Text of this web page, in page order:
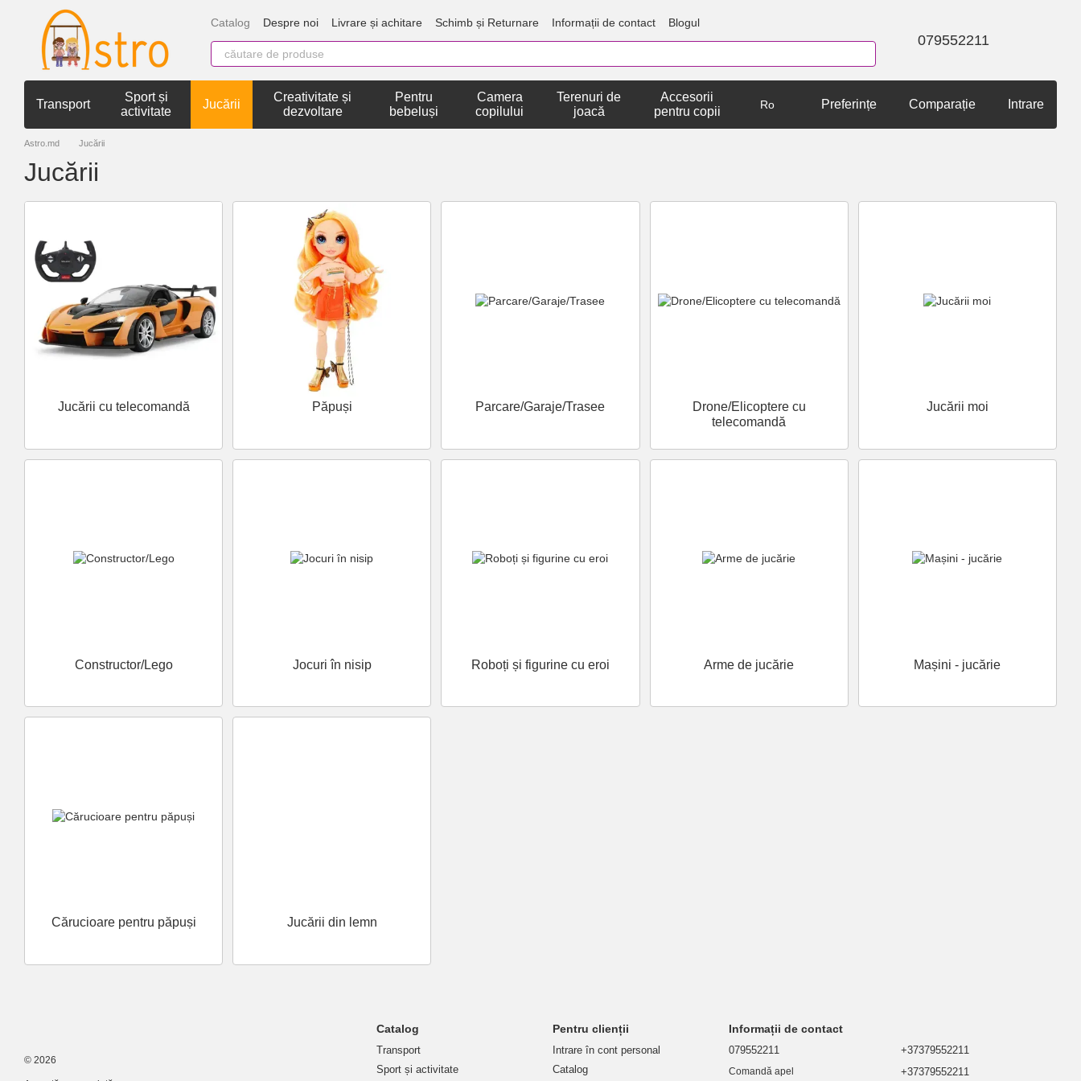
Mergi la conținutul principal
Catalog Despre noi Livrare și achitare Schimb și Returnare Informații de contact Blogul
079552211
Transport
Sport și
activitate
Jucării
Creativitate și
dezvoltare
Pentru
bebeluși
Camera
copilului
Terenuri de
joacă
Accesorii
pentru copii
Ro Preferințe Comparație Intrare
Astro.md Jucării
Jucării
Jucării cu telecomandă Păpuși Parcare/Garaje/Trasee
Drone/Elicoptere cu
telecomandă
Jucării moi
Constructor/Lego Jocuri în nisip Roboți și figurine cu eroi Arme de jucărie Mașini - jucărie
Cărucioare pentru păpuși Jucării din lemn
© 2026
Catalog
Transport
Sport și activitate
Pentru clienții
Intrare în cont personal
Catalog
Informații de contact
079552211
Comandă apel
+37379552211
+37379552211